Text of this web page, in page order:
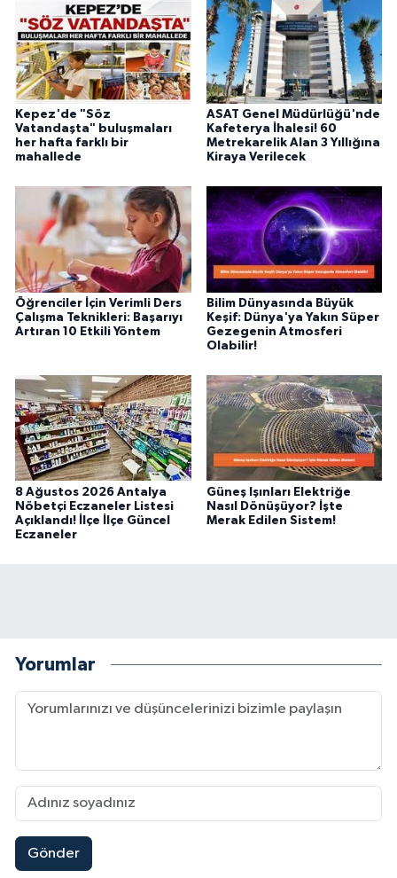
Kepez'de "Söz
Vatandaşta" buluşmaları
her hafta farklı bir
mahallede
ASAT Genel Müdürlüğü'nde
Kafeterya İhalesi! 60
Metrekarelik Alan 3 Yıllığına
Kiraya Verilecek
Öğrenciler İçin Verimli Ders
Çalışma Teknikleri: Başarıyı
Artıran 10 Etkili Yöntem
Bilim Dünyasında Büyük
Keşif: Dünya'ya Yakın Süper
Gezegenin Atmosferi
Olabilir!
8 Ağustos 2026 Antalya
Nöbetçi Eczaneler Listesi
Açıklandı! İlçe İlçe Güncel
Eczaneler
Güneş Işınları Elektriğe
Nasıl Dönüşüyor? İşte
Merak Edilen Sistem!
Yorumlar
Gönder